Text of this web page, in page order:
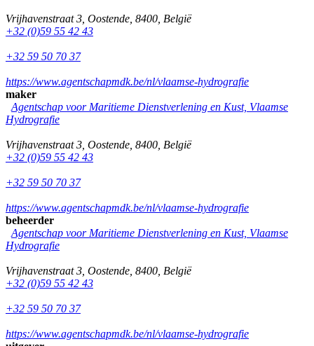
Vrijhavenstraat 3 Oostende 8400 België
+32 (0)59 55 42 43
+32 59 50 70 37
https://www.agentschapmdk.be/nl/vlaamse-hydrografie
maker
Agentschap voor Maritieme Dienstverlening en Kust, Vlaamse
Hydrografie
Vrijhavenstraat 3 Oostende 8400 België
+32 (0)59 55 42 43
+32 59 50 70 37
https://www.agentschapmdk.be/nl/vlaamse-hydrografie
beheerder
Agentschap voor Maritieme Dienstverlening en Kust, Vlaamse
Hydrografie
Vrijhavenstraat 3 Oostende 8400 België
+32 (0)59 55 42 43
+32 59 50 70 37
https://www.agentschapmdk.be/nl/vlaamse-hydrografie